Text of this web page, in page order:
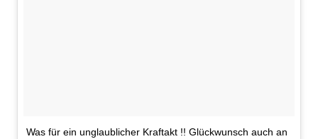
Was für ein unglaublicher Kraftakt !! Glückwunsch auch an